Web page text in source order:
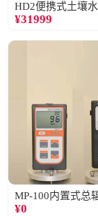
HD2便携式土壤
¥31999
MP-100内置式总
¥0